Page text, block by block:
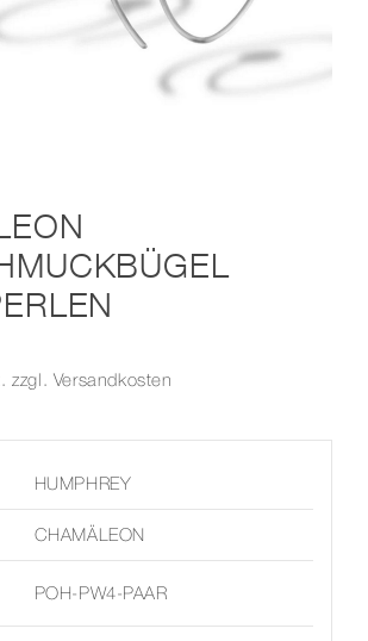
zzgl. Versandkosten
HUMPHREY
CHAMÄLEON
POH-PW4-PAAR